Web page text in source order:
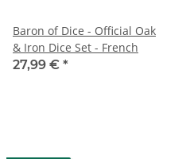
Baron of Dice - Official Oak
& Iron Dice Set - French
27,99 € *